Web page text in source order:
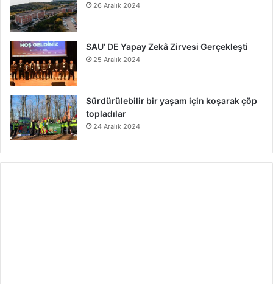
26 Aralık 2024
SAU’ DE Yapay Zekâ Zirvesi Gerçekleşti
25 Aralık 2024
Sürdürülebilir bir yaşam için koşarak çöp
topladılar
24 Aralık 2024